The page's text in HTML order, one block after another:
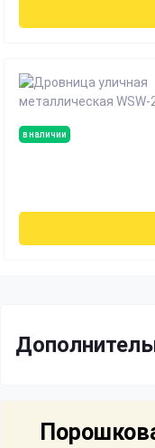
в наличии